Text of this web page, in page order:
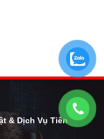
& Dịch Vụ Tiên